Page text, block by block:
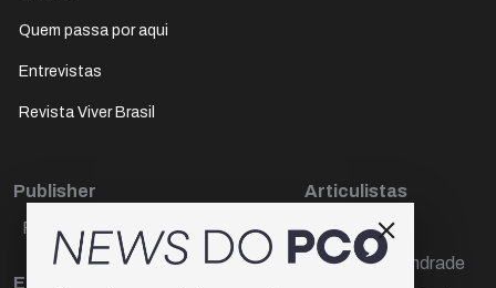
Quem passa por aqui
Entrevistas
Revista Viver Brasil
Publisher
Paulo Cesar de Oliveira
Editora Chefe
Articulistas
Décio Freire
Dr Marcos Andrade